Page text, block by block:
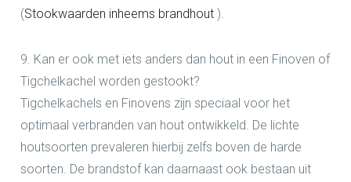
(Stookwaarden inheems brandhout ).
9. Kan er ook met iets anders dan hout in een Finoven of
Tigchelkachel worden gestookt?
Tigchelkachels en Finovens zijn speciaal voor het
optimaal verbranden van hout ontwikkeld. De lichte
houtsoorten prevaleren hierbij zelfs boven de harde
soorten. De brandstof kan daarnaast ook bestaan uit